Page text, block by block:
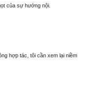
của sự hướng nội.
hợp tác, tôi cần xem lại niềm